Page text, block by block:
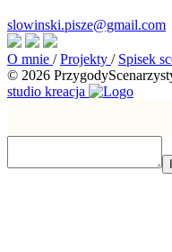
slowinski.pisze@gmail.com
O mnie / Projekty / Spisek
© 2026
studio kreacja